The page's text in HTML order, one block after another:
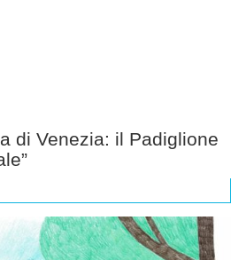
di Venezia: il Padiglione